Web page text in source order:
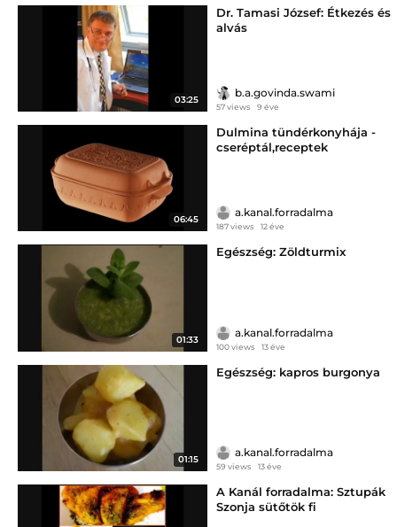
03:25
Dr. Tamasi József: Étkezés és
alvás
b.a.govinda.swami
57 views 9 éve
06:45
Dulmina tündérkonyhája -
cseréptál,receptek
a.kanal.forradalma
187 views 12 éve
01:33
Egészség: Zöldturmix
a.kanal.forradalma
100 views 13 éve
01:15
Egészség: kapros burgonya
a.kanal.forradalma
59 views 13 éve
A Kanál forradalma: Sztupák
Szonja sütőtök fi